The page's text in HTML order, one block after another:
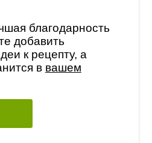
благодарность
добавить
к рецепту, а
в вашем